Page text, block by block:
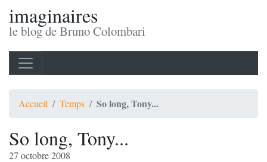
imaginaires
le blog de Bruno Colombari
Accueil Temps So long, Tony...
So long, Tony...
27 octobre 2008